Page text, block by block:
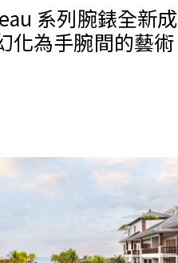
系列腕錶全新成
化為手腕間的藝術